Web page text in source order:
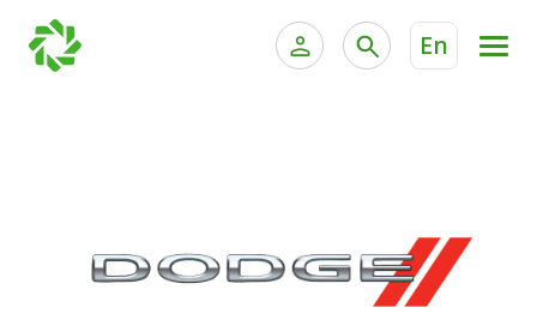
En
خدمة "بيتك" للتداول الإلكتروني
جميع السيارات
القوارب